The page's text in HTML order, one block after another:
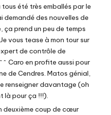
été très emballés par le
demandé des nouvelles de
, ça prend un peu de temps
vous tease à mon tour sur
de contrôle de
Caro en profite aussi pour
de Cendres. Matos génial,
renseigner davantage (oh
là pour ça !!!).
deuxième coup de cœur